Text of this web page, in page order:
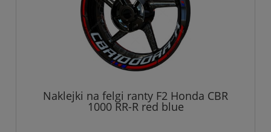
Naklejki na felgi ranty F2 Honda CBR
1000 RR-R red blue